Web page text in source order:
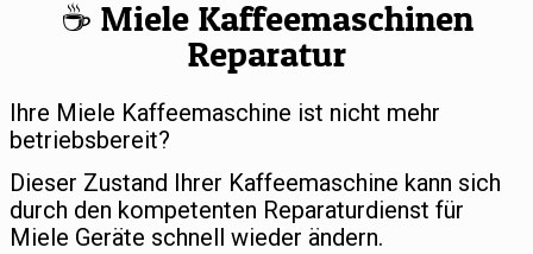
☕️ Miele Kaffeemaschinen
Reparatur
Ihre Miele Kaffeemaschine ist nicht mehr
betriebsbereit?
Dieser Zustand Ihrer Kaffeemaschine kann sich
durch den kompetenten Reparaturdienst für
Miele Geräte schnell wieder ändern.